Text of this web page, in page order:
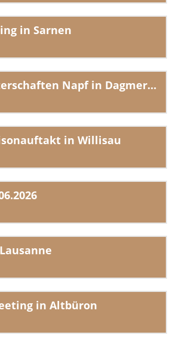
in Sarnen
Regionenmeisterschaften Napf in Dagmersellen
in Willisau
in Altbüron